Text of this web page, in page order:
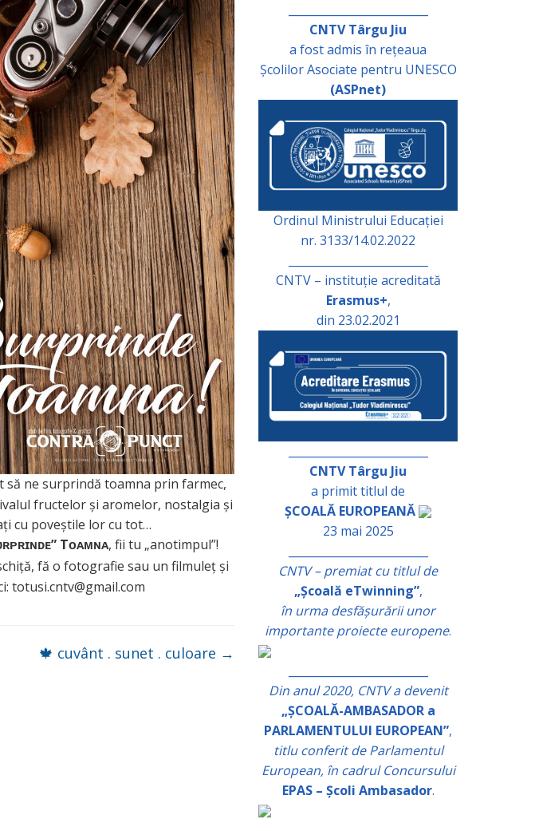
să ne surprindă toamna prin farmec,
fructelor și aromelor, nostalgia și
cu poveștile lor cu tot…
Tᴏᴀᴍɴᴀ, fii tu „anotimpul”!
fă o fotografie sau un filmuleț și
totusi.cntv@gmail.com
🍁 cuvânt . sunet . culoare →
CNTV Târgu Jiu
a fost admis în rețeaua
Școlilor Asociate pentru UNESCO
(ASPnet)
Ordinul Ministrului Educației
nr. 3133/14.02.2022
CNTV – instituție acreditată
Erasmus+,
din 23.02.2021
CNTV Târgu Jiu
a primit titlul de
ȘCOALĂ EUROPEANĂ
23 mai 2025
CNTV – premiat cu titlul de
„Școală eTwinning”,
în urma desfășurării unor
importante proiecte europene.
Din anul 2020, CNTV a devenit
„ȘCOALĂ-AMBASADOR a
PARLAMENTULUI EUROPEAN”,
titlu conferit de Parlamentul
European, în cadrul Concursului
EPAS – Școli Ambasador.